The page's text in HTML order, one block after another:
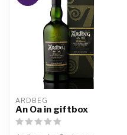
ARDBEG
An Oa in giftbox